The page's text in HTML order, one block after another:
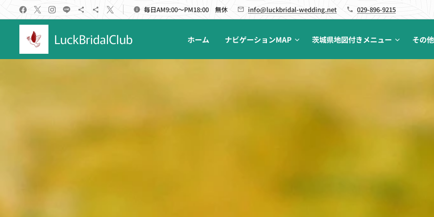
毎日AM9:00～PM18:00 無休 info@luckbridal-wedding.net 029-896-9215
LuckBridalClub ホーム ナビゲーションMAP 茨城県地図付きメニュー その他